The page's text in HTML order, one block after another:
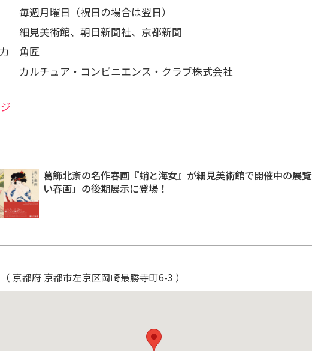
毎週月曜日（祝日の場合は翌日）
見美術館、朝日新聞社、京都新聞
角匠
ルチュア・コンビニエンス・クラブ株式会社
葛飾北斎の名作春画『蛸と海女』が細見美術館で開催中の展
い春画」の後期展示に登場！
（ 京都府 京都市左京区岡崎最勝寺町6-3 ）